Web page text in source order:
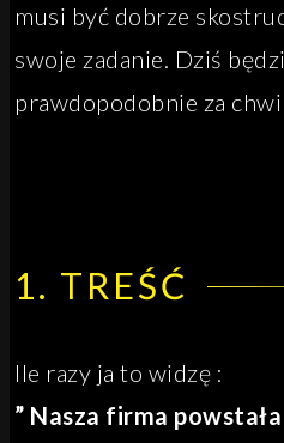
musi być dobrze
swoje zadanie. Dziś
prawdopodobnie za
1. TREŚĆ
Ile razy ja to widzę :
” Nasza firma